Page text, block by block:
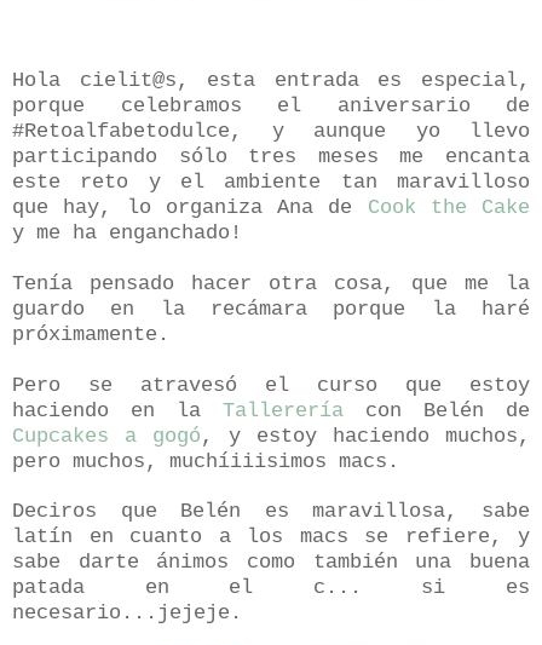
Hola cielit@s, esta entrada es especial,
porque celebramos el aniversario de
#Retoalfabetodulce, y aunque yo llevo
participando sólo tres meses me encanta
este reto y el ambiente tan maravilloso
que hay, lo organiza Ana de Cook the Cake
y me ha enganchado!
Tenía pensado hacer otra cosa, que me la
guardo en la recámara porque la haré
próximamente.
Pero se atravesó el curso que estoy
haciendo en la Tallerería con Belén de
Cupcakes a gogó , y estoy haciendo muchos,
pero muchos, muchíiiisimos macs.
Deciros que Belén es maravillosa, sabe
latín en cuanto a los macs se refiere, y
sabe darte ánimos como también una buena
patada en el c... si es
necesario...jejeje.